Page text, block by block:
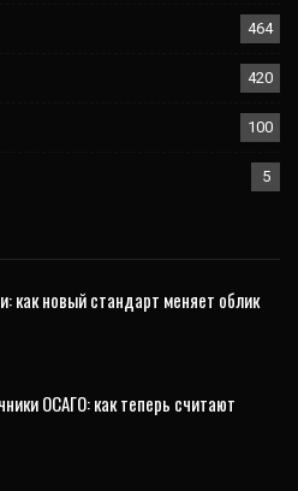
464
420
100
5
как новый стандарт меняет облик
ОСАГО: как теперь считают